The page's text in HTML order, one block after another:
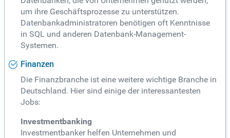
um ihre Geschäftsprozesse zu unterstützen.
Datenbankadministratoren benötigen oft Kenntnisse
in SQL und anderen Datenbank-Management-
Systemen.
Finanzen
Die Finanzbranche ist eine weitere wichtige Branche in
Deutschland. Hier sind einige der interessantesten
Jobs:
Investmentbanking
Investmentbanker helfen Unternehmen und